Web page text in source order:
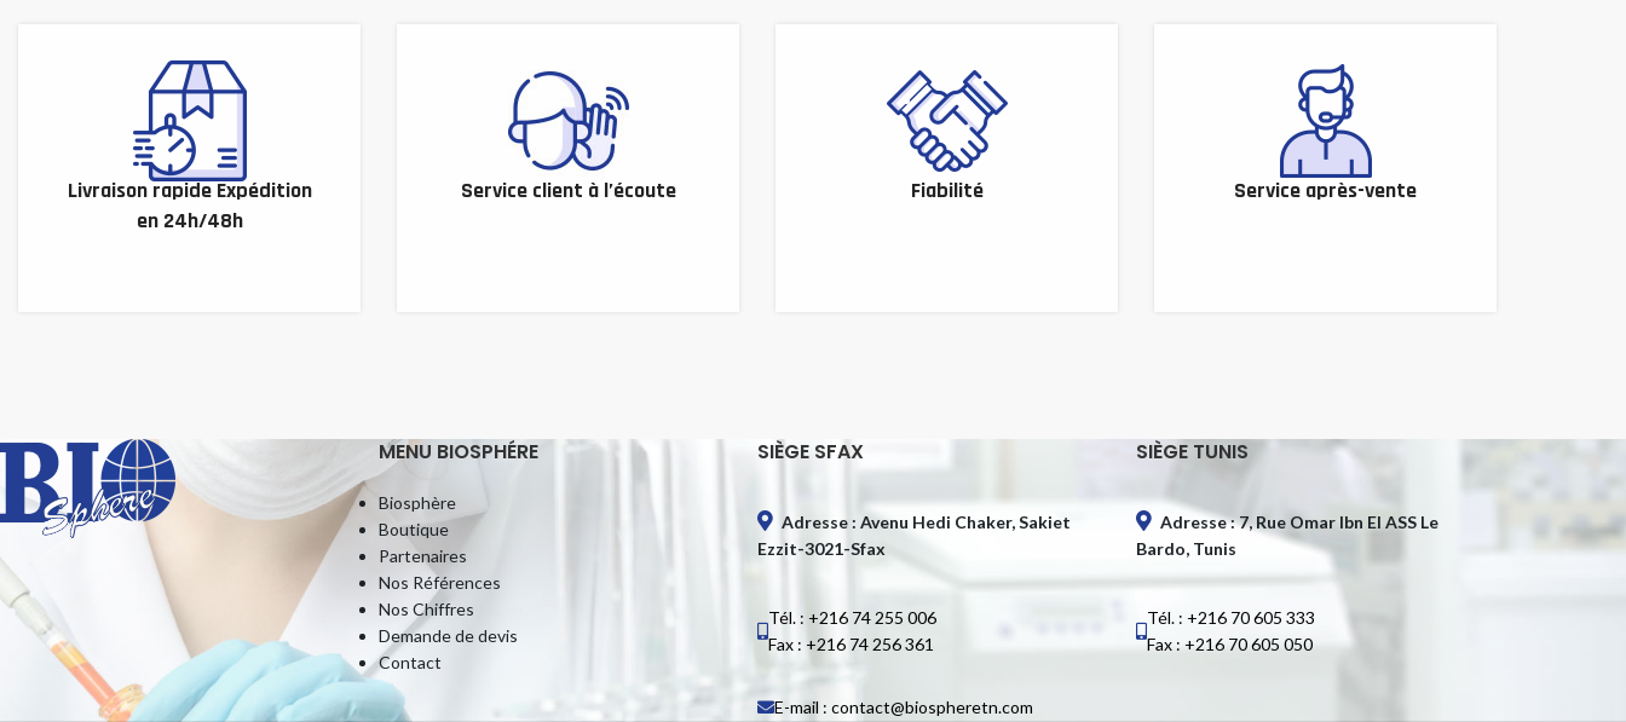
Livraison rapide Expédition
en 24h/48h
Service client à l’écoute Fiabilité Service après-vente
MENU BIOSPHÉRE
Biosphère
Boutique
Partenaires
Nos Références
Nos Chiffres
Demande de devis
Contact
SIÈGE SFAX
Adresse : Avenu Hedi Chaker, Sakiet
Ezzit-3021-Sfax
Tél. : +216 74 255 006
Fax : +216 74 256 361
E-mail : contact@biospheretn.com
SIÈGE TUNIS
Adresse : 7, Rue Omar Ibn El ASS Le
Bardo, Tunis
Tél. : +216 70 605 333
Fax : +216 70 605 050